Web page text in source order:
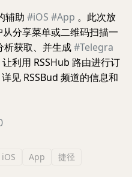
辅助 #iOS #App 。此次放
分享菜单或二维码扫描一
析获取、并生成#Telegra
利用 RSSHub 路由进行订
见 RSSBud 频道的信息和
iOS App
捷径